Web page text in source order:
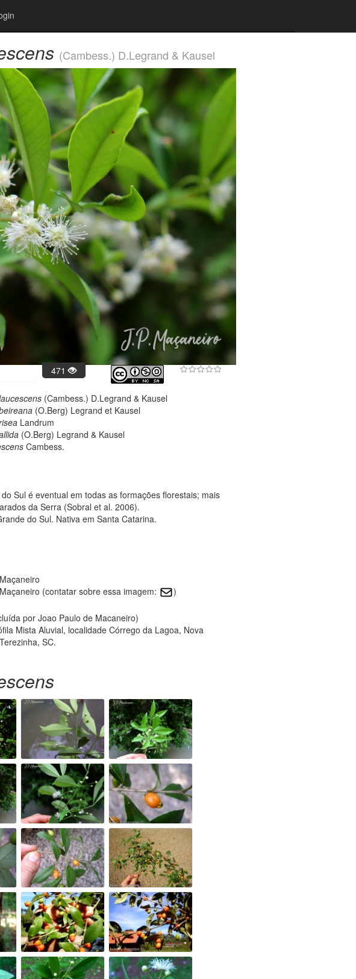
(Cambess.) D.Legrand & Kausel
471
(Cambess.) D.Legrand & Kausel
(O.Berg) Legrand et Kausel
Landrum
(O.Berg) Legrand & Kausel
Cambess.
Sul é eventual em todas as formações florestais; mais
da Serra (Sobral et al. 2006).
do Sul. Nativa em Santa Catarina.
(contatar sobre essa imagem:
)
por Joao Paulo de Macaneiro)
Mista Aluvial, localidade Córrego da Lagoa, Nova
SC.